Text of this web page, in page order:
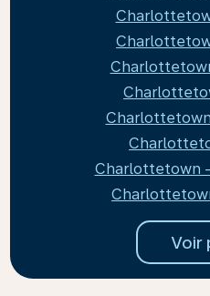
Charlottetown -
Voir